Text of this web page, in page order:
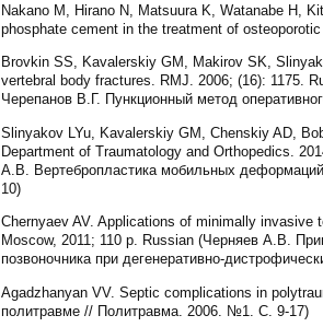
Nakano M, Hirano N, Matsuura K, Watanabe H,
phosphate cement in the treatment of
Brovkin SS, Kavalerskiy GM, Makirov SK,
vertebral body fractures. RMJ. 2006; (16):
Черепанов В.Г. Пункционный метод
Slinyakov LYu, Kavalerskiy GM, Chenskiy AD,
Department of Traumatology and Orthopedics.
А.В. Вертебропластика мобильных
10)
Chernyaev AV. Applications of minimally
Moscow, 2011; 110 p. Russian (Черняев А.В.
позвоночника при дегенеративно-
Agadzhanyan VV. Septic complications in
политравме // Политравма. 2006. №1. С. 9-17)